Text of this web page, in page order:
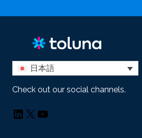
日本語
Check out our social channels.
LinkedIn
X YouTube